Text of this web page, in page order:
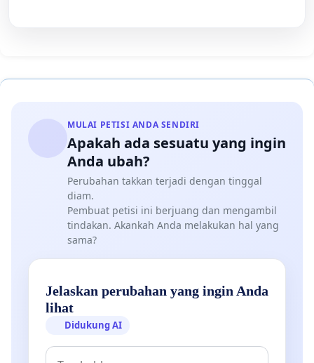
MULAI PETISI ANDA SENDIRI
Apakah ada sesuatu yang ingin
Anda ubah?
Perubahan takkan terjadi dengan tinggal
diam.
Pembuat petisi ini berjuang dan mengambil
tindakan. Akankah Anda melakukan hal yang
sama?
Jelaskan perubahan yang ingin Anda
lihat
Didukung AI